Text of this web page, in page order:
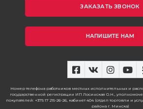
ЗАКАЗАТЬ ЗВОНОК
НАПИШИТЕ НАМ
Номер телефона работников местных исполнительных и
государственной регистрации ИП Лосинская О.Н.,
покупателей: +375 17 215-26-26, кабинет 404 (отдел торговли и
района г. Минска)